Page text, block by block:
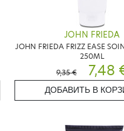
JOHN FRIEDA
JOHN FRIEDA FRIZZ EASE
250ML
9,35 €
7,48
ДОБАВИТЬ В